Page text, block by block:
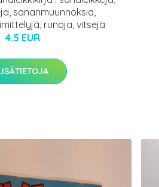
sananmuunnoksia,
runoja, vitsejä
4.5 EUR